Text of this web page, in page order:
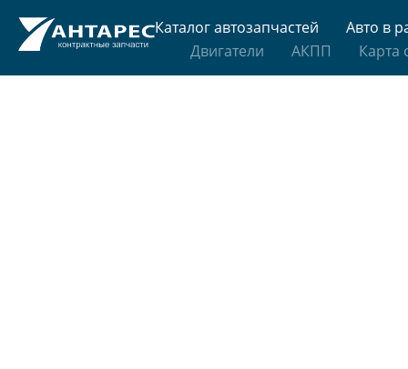
Каталог автозапчастей
Авто в
Двигатели
АКПП Карта